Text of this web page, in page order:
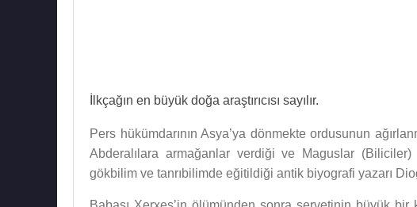
İlkçağın en büyük doğa araştırıcısı sayılır.
Pers hükümdarının Asya’ya dönmekte ordusunun
Abderalılara armağanlar verdiği ve Maguslar (Biliciler)
gökbilim ve tanrıbilimde eğitildiği antik biyografi yazarı